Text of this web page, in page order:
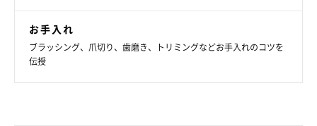
お手入れ
ブラッシング、爪切り、歯磨き、トリミングなどお手入れのコツを
伝授